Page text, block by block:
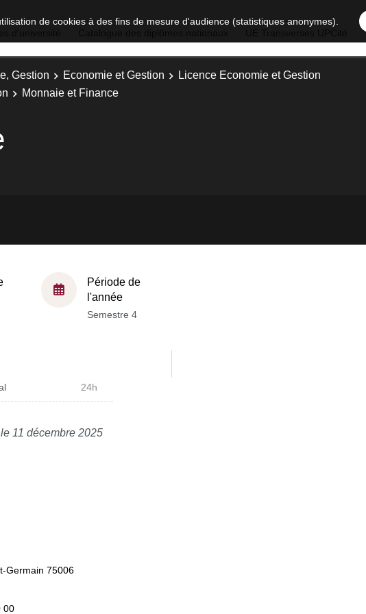
de cookies à des fins de mesure d'audience (statistiques anonymes).
Gestion Economie et Gestion
Licence Economie et Gestion
Monnaie et Finance
Période de
l'année
Semestre 4
24h
11 décembre 2025
Germain 75006
00